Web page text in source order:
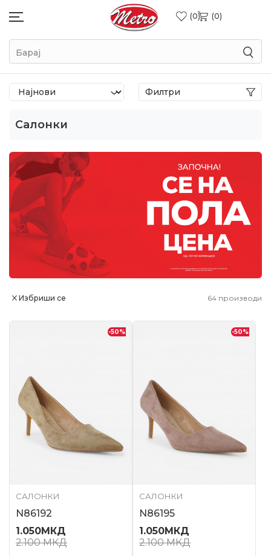
0 0
Барај
Салонки
Филтри
64 производи
Избриши се
-50%
САЛОНКИ
N86192
1.050МКД
2.100МКД
-50%
САЛОНКИ
N86195
1.050МКД
2.100МКД